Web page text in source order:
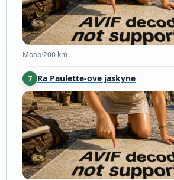
Moab·200 km
7 Ra Paulette-ove jaskyne
Los Luceros·211 km